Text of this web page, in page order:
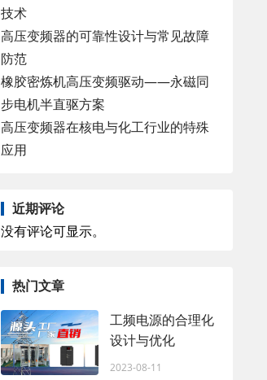
技术
高压变频器的可靠性设计与常见故障
防范
橡胶密炼机高压变频驱动——永磁同
步电机半直驱方案
高压变频器在核电与化工行业的特殊
应用
近期评论
没有评论可显示。
热门文章
工频电源的合理化
设计与优化
2023-08-11